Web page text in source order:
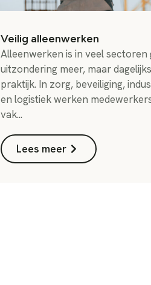
Veilig alleenwerken
Alleenwerken is in veel sectoren
uitzondering meer, maar
praktijk. In zorg, beveiliging,
en logistiek werken
vak...
Lees meer